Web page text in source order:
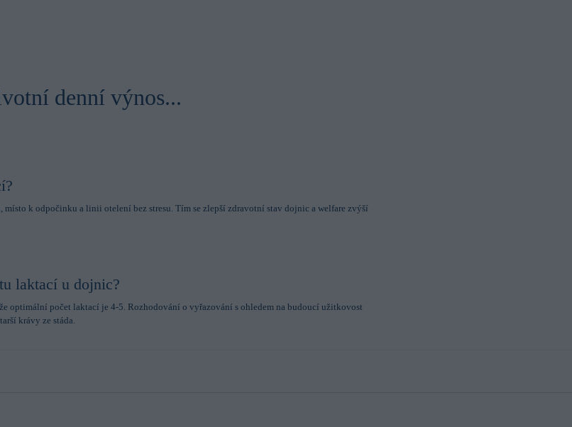
visitors across websites. Marketing cookies
marketing cookies is your consent.
denní výnos...
k odpočinku a linii otelení bez stresu. Tím se zlepší zdravotní stav dojnic a welfare zvýší
laktací u dojnic?
optimální počet laktací je 4-5. Rozhodování o vyřazování s ohledem na budoucí užitkovost
krávy ze stáda.